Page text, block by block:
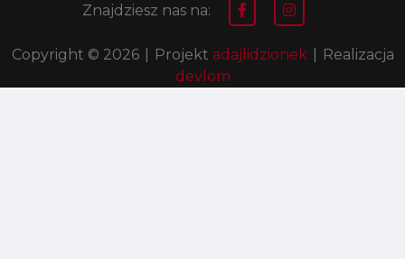
Znajdziesz nas na:
Copyright © 2026 Projekt adajlidzionek
Realizacja
devlom